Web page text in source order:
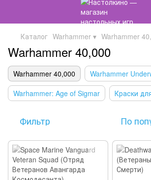
Каталог Warhammer ▾ Warhammer
Warhammer 40,000
Warhammer 40,000
Warhammer
Warhammer: Age of Sigmar
Краски
Фильтр По